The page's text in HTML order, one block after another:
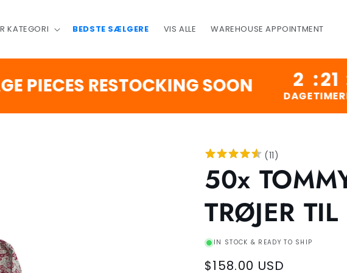
KATEGORI BEDSTE SÆLGERE VIS ALLE WAREHOUSE APPOINTMENT
RESTOCKING SOON 2
DAGE
:
TIMER
32:
MINS
0
(11)
50x
TRØJER
IN STOCK & READY TO SHIP
Regular
$158.00 USD